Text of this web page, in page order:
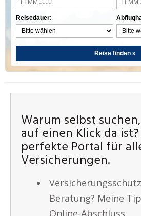
Reisedauer:
Reise finden »
Warum selbst
auf einen Klick da ist?
perfekte Portal für
Versicherungen.
Beratung? Meine
Online-Abschluss